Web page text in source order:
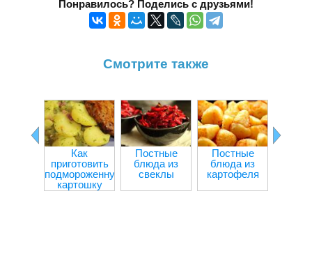
Понравилось? Поделись с друзьями!
Смотрите также
Как
приготовить
подмороженную
картошку
Постные
блюда из
свеклы
Постные
блюда из
картофеля